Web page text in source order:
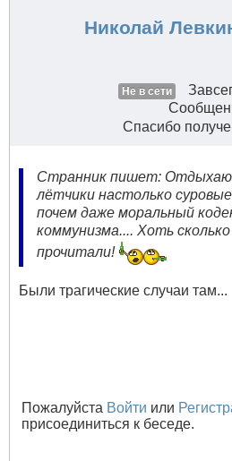
Николай
Не в сети
Спасибо
Странник пишет:
лётчики настолько
почем даже моральный
коммунизма.... Хоть
прочитали!
Были трагические случаи там...
Пожалуйста Войти или
присоединиться к беседе.